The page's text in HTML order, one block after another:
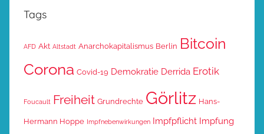
Tags
AFD Akt Altstadt Anarchokapitalismus Berlin Bitcoin
Corona Covid-19 Demokratie Derrida Erotik
Foucault Freiheit Grundrechte Görlitz Hans-
Hermann Hoppe Impfnebenwirkungen Impfpflicht Impfung